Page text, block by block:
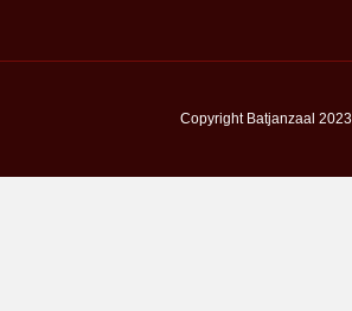
Copyright Batjanzaal 2023